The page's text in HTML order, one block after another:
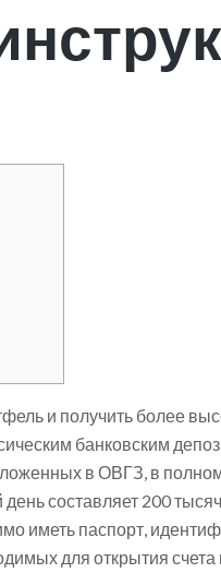
и получить более
банковским
в ОВГЗ, в
составляет 200
иметь паспорт,
для открытия